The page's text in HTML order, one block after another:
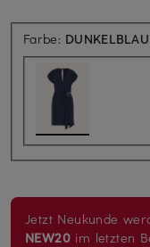
Farbe: DUNKELBLAU
Jetzt Neukunde
NEW20 im letzten